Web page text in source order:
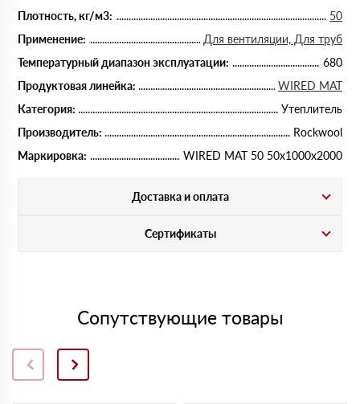
Плотность, кг/м3:
50
Применение:
Для вентиляции, Для труб
Температурный диапазон эксплуатации:
680
Продуктовая линейка:
WIRED MAT
Категория:
Утеплитель
Производитель:
Rockwool
Маркировка:
WIRED MAT 50 50х1000х2000
Доставка и оплата
Сертификаты
Сопутствующие товары